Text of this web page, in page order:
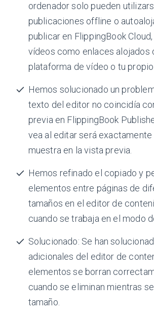
ordenador solo pueden
publicaciones offline o
publicar en FlippingBook
vídeos como enlaces alojados
plataforma de vídeo o tu
Hemos solucionado un
texto del editor no coincidía
previa en FlippingBook
vea al editar será exactamente
muestra en la vista previa.
Hemos refinado el copiado y
elementos entre páginas de
tamaños en el editor de
cuando se trabaja en el modo
Solucionado: Se han
adicionales del editor de
elementos se borran
cuando se eliminan mientras
tamaño.